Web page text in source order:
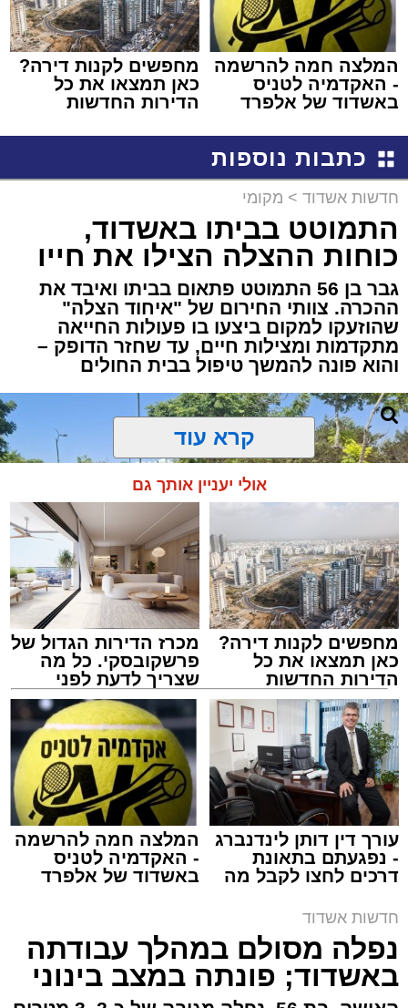
המלצה חמה להרשמה
- האקדמיה לטניס
באשדוד של אלפרד
מחפשים לקנות דירה?
כאן תמצאו את כל
הדירות החדשות
כתבות נוספות
חדשות אשדוד > מקומי
התמוטט בביתו באשדוד,
כוחות ההצלה הצילו את חייו
גבר בן 56 התמוטט פתאום בביתו ואיבד את
ההכרה. צוותי החירום של "איחוד הצלה"
שהוזעקו למקום ביצעו בו פעולות החייאה
מתקדמות ומצילות חיים, עד שחזר הדופק –
והוא פונה להמשך טיפול בבית החולים
צילום: דוברות איחוד הצלה
מערכת האתר / 15:39 07.08.26
תגים:איחוד הצלה, אשדוד, הצלה
אירוע דרמטי הסתיים בנס רפואי באשדוד, לאחר
שגבר בן 56 התמוטט בביתו שבאחד הרחובות
ברובע י"א בעיר, כתוצאה מאירוע פתאומי שגרם
להפסקת פעילות ליבו.
קרא עוד
אולי יעניין אותך גם
מחפשים לקנות דירה?
כאן תמצאו את כל
הדירות החדשות
למכירה באשדוד >>>
מכרז הדירות הגדול של
פרשקובסקי. כל מה
שצריך לדעת לפני
שמגישים הצעה לדירה
באשדוד
עורך דין דותן לינדנברג
- נפגעתם בתאונת
דרכים לחצו לקבל מה
המלצה חמה להרשמה
- האקדמיה לטניס
באשדוד של אלפרד
חדשות אשדוד
נפלה מסולם במהלך עבודתה
באשדוד; פונתה במצב בינוני